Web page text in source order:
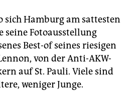
sich Hamburg am sattesten
Fotoausstellung
Best-of seines riesigen
von der Anti-AKW-
auf St. Pauli. Viele sind
weniger Junge.